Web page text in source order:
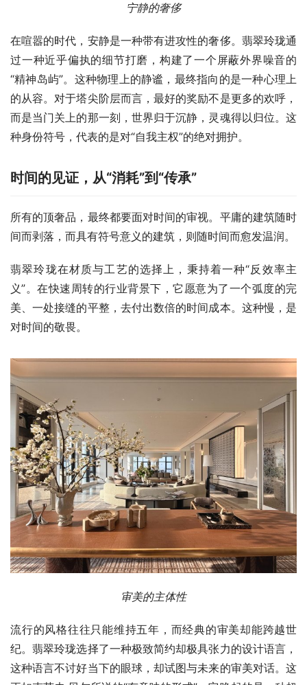
宁静的奢侈
在喧嚣的时代，安静是一种带有进攻性的奢侈。翡翠玲珑通
过一种近乎偏执的细节打磨，构建了一个屏蔽外界噪音的
“精神岛屿”。这种物理上的静谧，最终指向的是一种心理上
的从容。对于塔尖阶层而言，最好的奖励不是更多的欢呼，
而是当门关上的那一刻，世界归于沉静，灵魂得以归位。这
种身份符号，代表的是对“自我主权”的绝对拥护。
时间的见证，从“消耗”到“传承”
所有的顶奢品，最终都要面对时间的审视。平庸的建筑随时
间而剥落，而具有符号意义的建筑，则随时间而愈发温润。
翡翠玲珑在材质与工艺的选择上，秉持着一种“反效率主
义”。在快速周转的行业背景下，它愿意为了一个弧度的完
美、一处接缝的平整，去付出数倍的时间成本。这种慢，是
对时间的敬畏。
审美的主体性
流行的风格往往只能维持五年，而经典的审美却能跨越世
纪。翡翠玲珑选择了一种极致简约却极具张力的设计语言，
这种语言不讨好当下的眼球，却试图与未来的审美对话。这